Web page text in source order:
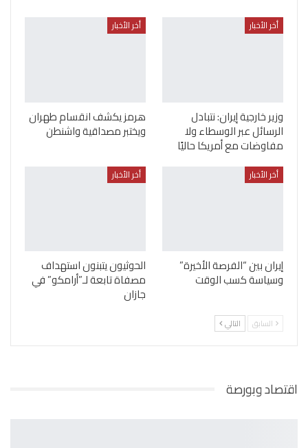
أخر الأخبار
وزير خارجية إيران: نتبادل
الرسائل عبر الوسطاء ولا
مفاوضات مع أمريكا حاليًا
أخر الأخبار
هرمز يكشف انقسام طهران
ويختبر مصداقية واشنطن
أخر الأخبار
إيران بين “الفرصة الأخيرة”
وسياسة كسب الوقت
أخر الأخبار
الحوثيون يتبنون استهداف
مصفاة تابعة لـ”أرامكو” في
جازان
السابق التالي
اقتصاد وبورصة